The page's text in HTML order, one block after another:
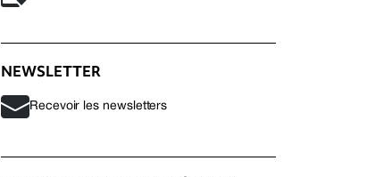
NEWSLETTER
Recevoir les newsletters